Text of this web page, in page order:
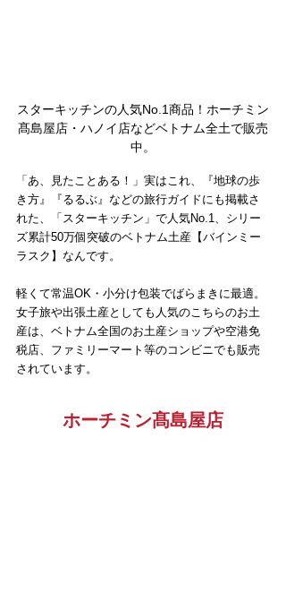
スターキッチンの人気No.1商品！ホーチミン
髙島屋店・ハノイ店などベトナム全土で販売
中。
「あ、見たことある！」実はこれ、『地球の歩
き方』『るるぶ』などの旅行ガイドにも掲載さ
れた、「スターキッチン」で人気No.1、シリー
ズ累計50万個突破のベトナム土産【バインミー
ラスク】なんです。
軽くて常温OK・小分け包装でばらまきに最適。
女子旅や出張土産としても人気のこちらのお土
産は、ベトナム全国のお土産ショップや空港免
税店、ファミリーマート等のコンビニでも販売
されています。
ホーチミン髙島屋店